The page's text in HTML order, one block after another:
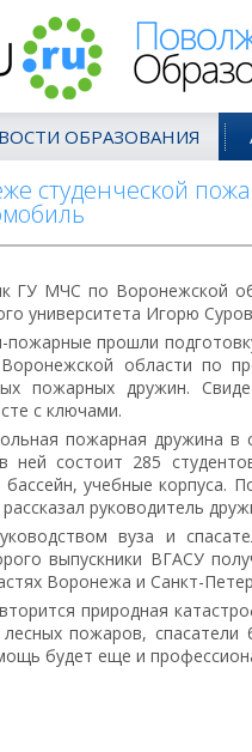
ОБРАЗОВАНИЯ
студенческой
ГУ МЧС по Воронежской
университета Игорю
пожарные прошли
области по
пожарных дружин.
с ключами.
пожарная дружина в
ней состоит 285
учебные корпуса.
руководитель
вуза и
выпускники ВГАСУ
Воронежа и Санкт-
природная
лесных пожаров,
будет еще и